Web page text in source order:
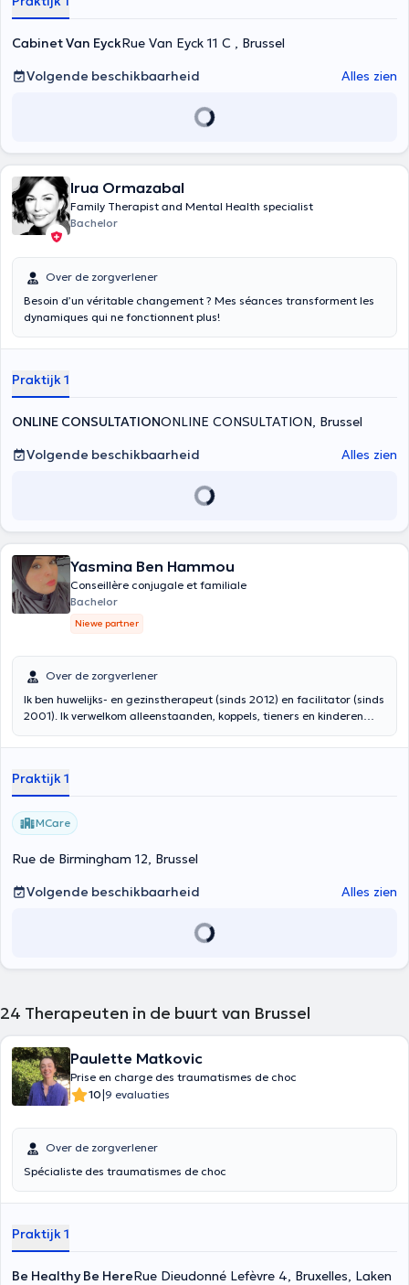
Cabinet Van EyckRue Van Eyck 11 C , Brussel
Volgende beschikbaarheid
Alles zien
Irua Ormazabal
Family Therapist and Mental Health specialist
Bachelor
Over de zorgverlener
Besoin d’un véritable changement ? Mes séances transforment les
dynamiques qui ne fonctionnent plus!
Praktijk 1
ONLINE CONSULTATIONONLINE CONSULTATION, Brussel
Volgende beschikbaarheid
Alles zien
Yasmina Ben Hammou
Conseillère conjugale et familiale
Bachelor
Niewe partner
Over de zorgverlener
Ik ben huwelijks- en gezinstherapeut (sinds 2012) en facilitator (sinds
2001). Ik verwelkom alleenstaanden, koppels, tieners en kinderen
nu met vriendelijkheid en empathie.
Praktijk 1
MCare
Rue de Birmingham 12, Brussel
Volgende beschikbaarheid
Alles zien
24 Therapeuten in de buurt van Brussel
Paulette Matkovic
Prise en charge des traumatismes de choc
10|9 evaluaties
Over de zorgverlener
Spécialiste des traumatismes de choc
Praktijk 1
Be Healthy Be HereRue Dieudonné Lefèvre 4, Bruxelles, Laken